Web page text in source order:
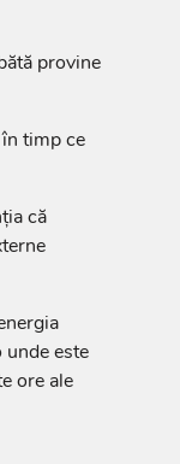
provine
timp ce
că
este
ore ale